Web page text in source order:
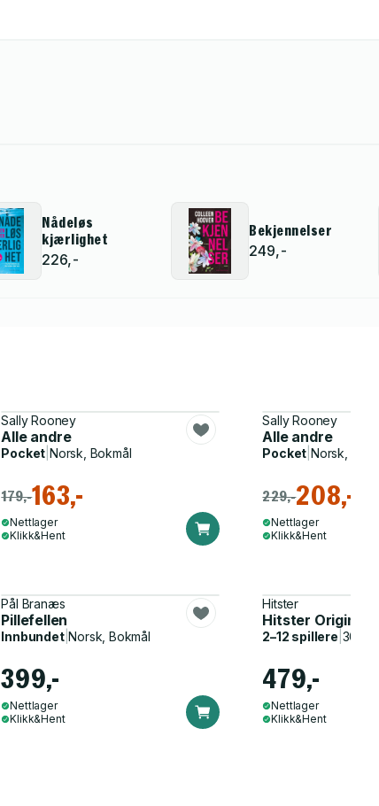
Nådeløs
kjærlighet
226,-
Bekjennelser
249,-
Sally Rooney
Alle andre
Pocket Norsk, Bokmål
179,-163,-
Nettlager
Klikk&Hent
Sally Rooney
Alle andre
Pocket |Norsk,
229,-208,-
Nettlager
Klikk&Hent
Pål Branæs
Pillefellen
Innbundet|Norsk, Bokmål
399,-
Nettlager
Klikk&Hent
Hitster
Hitster Original
2–12 spillere
479,-
Nettlager
Klikk&Hent